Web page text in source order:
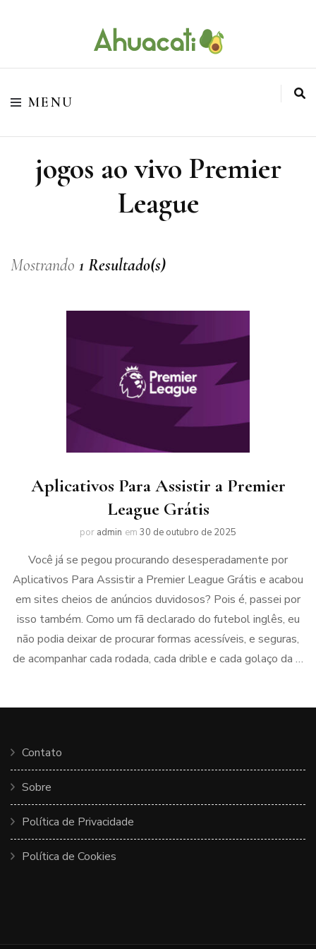
Ahuacati
O melhor da Internet em um só lugar
MENU
jogos ao vivo Premier
League
Mostrando 1 Resultado(s)
Aplicativos Para Assistir a Premier
League Grátis
por admin em 30 de outubro de 2025
Você já se pegou procurando desesperadamente por
Aplicativos Para Assistir a Premier League Grátis e acabou
em sites cheios de anúncios duvidosos? Pois é, passei por
isso também. Como um fã declarado do futebol inglês, eu
não podia deixar de procurar formas acessíveis, e seguras,
de acompanhar cada rodada, cada drible e cada golaço da …
Contato
Sobre
Política de Privacidade
Política de Cookies